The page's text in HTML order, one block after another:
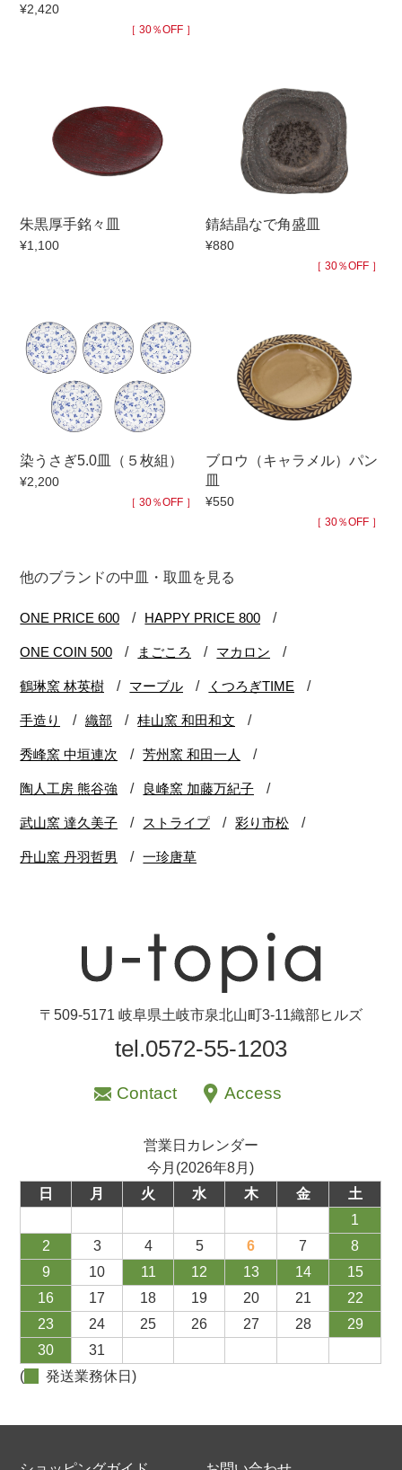
¥2,420
［ 30％OFF ］
朱黒厚手銘々皿
¥1,100
錆結晶なで角盛皿
¥880
［ 30％OFF ］
染うさぎ5.0皿（５枚組）
¥2,200
［ 30％OFF ］
ブロウ（キャラメル）パン
皿
¥550
［ 30％OFF ］
他のブランドの中皿・取皿を見る
〒509-5171 岐阜県土岐市泉北山町3-11織部ヒルズ
tel.0572-55-1203
Contact Access
営業日カレンダー
今月(2026年8月)
日
月 火 水 木 金
土
1
2
3 4 5 6 7
8
9
10 11 12 13 14
15
16
17 18 19 20 21
22
23
24 25 26 27 28
29
30
31
(
発送業務休日)